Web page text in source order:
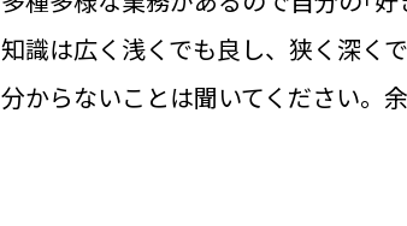
知識は広く浅くでも良し、狭く深く
分からないことは聞いてください。